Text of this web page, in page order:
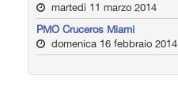
martedì 11 marzo 2014
PMO Cruceros Miami
domenica 16 febbraio 2014